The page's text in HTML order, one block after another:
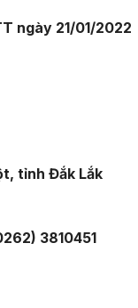
ngày 21/01/2022
tỉnh Đắk Lắk
3810451